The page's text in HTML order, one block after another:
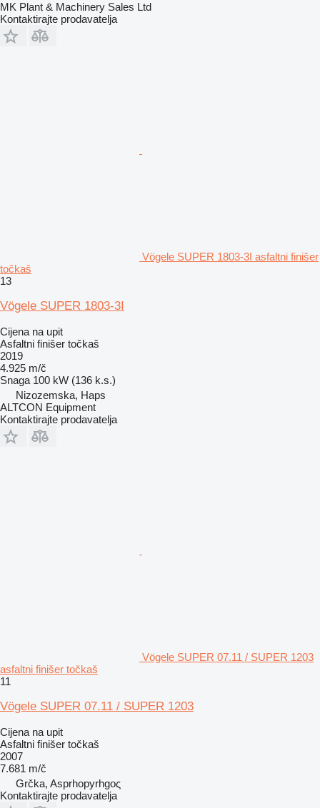
MK Plant & Machinery Sales Ltd
Kontaktirajte prodavatelja
Vögele SUPER 1803-3I asfaltni finišer
točkaš
13
Vögele SUPER 1803-3I
Cijena na upit
Asfaltni finišer točkaš
2019
4.925 m/č
Snaga 100 kW (136 k.s.)
Nizozemska, Haps
ALTCON Equipment
Kontaktirajte prodavatelja
Vögele SUPER 07.11 / SUPER 1203
asfaltni finišer točkaš
11
Vögele SUPER 07.11 / SUPER 1203
Cijena na upit
Asfaltni finišer točkaš
2007
7.681 m/č
Grčka, Asprhopyrhgoς
Kontaktirajte prodavatelja